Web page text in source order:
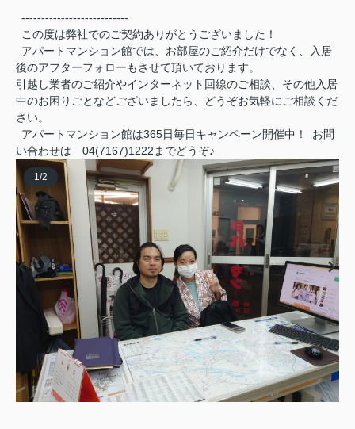
---------------------------
この度は弊社でのご契約ありがとうございました！
アパートマンション館では、お部屋のご紹介だけでなく、入居
後のアフターフォローもさせて頂いております。
引越し業者のご紹介やインターネット回線のご相談、その他入居
中のお困りごとなどございましたら、どうぞお気軽にご相談くだ
さい。
アパートマンション館は365日毎日キャンペーン開催中！ お問
い合わせは 04(7167)1222までどうぞ♪
1/2